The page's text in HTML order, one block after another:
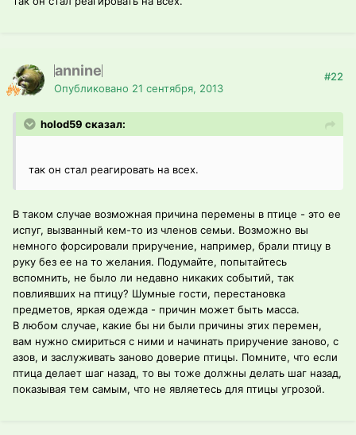
annine
Опубликовано 21 сентября, 2013
#22
holod59 сказал:
так он стал реагировать на всех.
В таком случае возможная причина перемены в птице - это ее
испуг, вызванный кем-то из членов семьи. Возможно вы
немного форсировали приручение, например, брали птицу в
руку без ее на то желания. Подумайте, попытайтесь
вспомнить, не было ли недавно никаких событий, так
повлиявших на птицу? Шумные гости, перестановка
предметов, яркая одежда - причин может быть масса.
В любом случае, какие бы ни были причины этих перемен,
вам нужно смириться с ними и начинать приручение заново, с
азов, и заслуживать заново доверие птицы. Помните, что если
птица делает шаг назад, то вы тоже должны делать шаг назад,
показывая тем самым, что не являетесь для птицы угрозой.